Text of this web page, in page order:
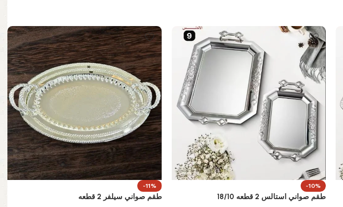
-10%
طقم صواني استالس 2 قطعه 18/10
-11%
طقم صواني سيلفر 2 قطعه